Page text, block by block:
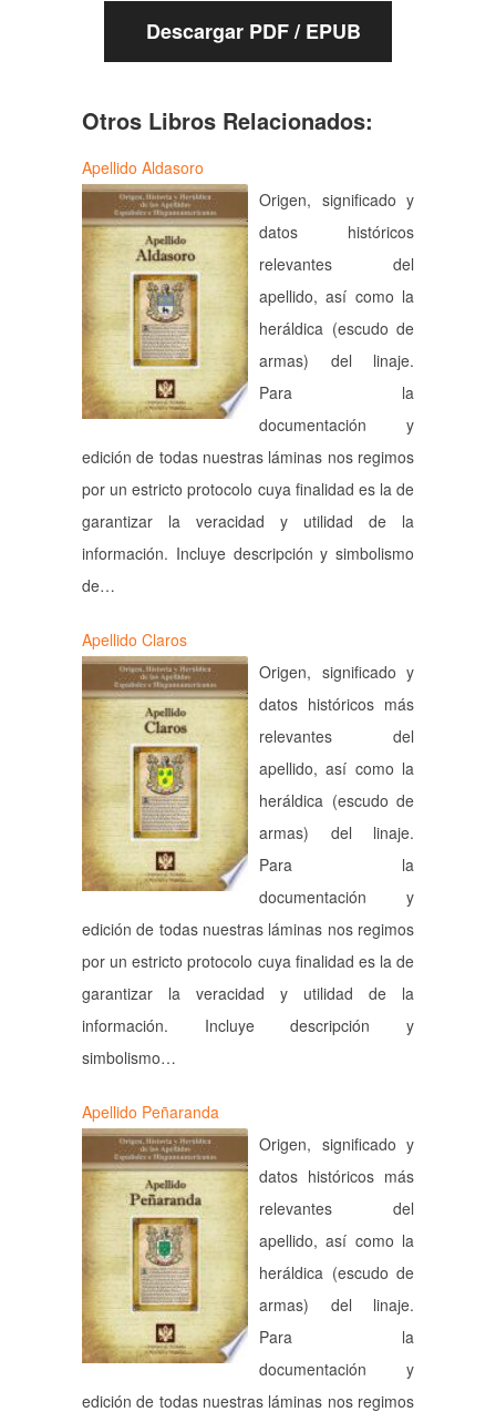
Descargar PDF / EPUB
Otros Libros Relacionados:
Apellido Aldasoro
Origen, significado y
datos históricos
relevantes del
apellido, así como la
heráldica (escudo de
armas) del linaje.
Para la
documentación y
edición de todas nuestras láminas nos regimos
por un estricto protocolo cuya finalidad es la de
garantizar la veracidad y utilidad de la
información. Incluye descripción y simbolismo
de…
Apellido Claros
Origen, significado y
datos históricos más
relevantes del
apellido, así como la
heráldica (escudo de
armas) del linaje.
Para la
documentación y
edición de todas nuestras láminas nos regimos
por un estricto protocolo cuya finalidad es la de
garantizar la veracidad y utilidad de la
información. Incluye descripción y
simbolismo…
Apellido Peñaranda
Origen, significado y
datos históricos más
relevantes del
apellido, así como la
heráldica (escudo de
armas) del linaje.
Para la
documentación y
edición de todas nuestras láminas nos regimos